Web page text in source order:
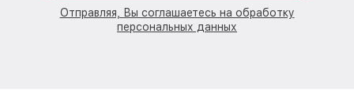
Отправляя, Вы соглашаетесь на обработку
персональных данных